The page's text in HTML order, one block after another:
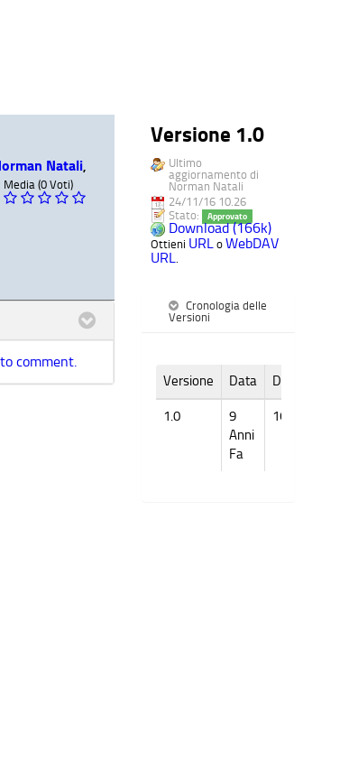
Natali
Media (0 Voti)
comment.
Versione 1.0
Ultimo
aggiornamento di
Norman Natali
24/11/16 10.26
Stato:
Approvato
Download (166k)
Ottieni URL o WebDAV
URL
Cronologia delle
Versioni
Versione Data Dimensione
1.0
9
Anni
Fa
166k